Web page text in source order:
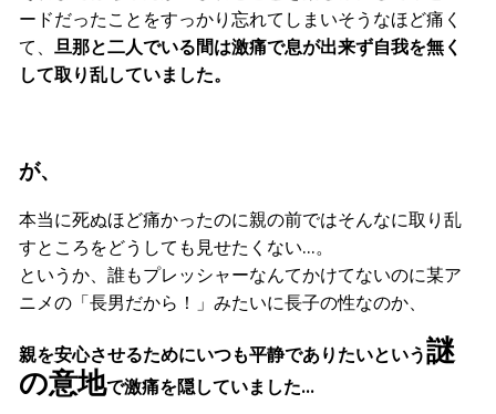
ードだったことをすっかり忘れてしまいそうなほど痛く
て、 旦那と二人でいる間は激痛で息が出来ず自我を無く
して取り乱していました。
が、
本当に死ぬほど痛かったのに親の前ではそんなに取り乱
すところをどうしても見せたくない…。
というか、誰もプレッシャーなんてかけてないのに某ア
ニメの「長男だから！」みたいに長子の性なのか、
親を安心させるためにいつも平静でありたいという謎
の意地で激痛を隠していました…